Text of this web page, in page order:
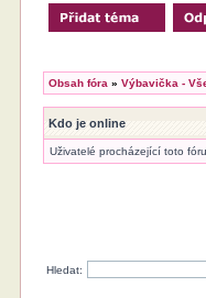
Obsah fóra »Výbavička -
Kdo je online
Uživatelé procházející toto
Hledat: